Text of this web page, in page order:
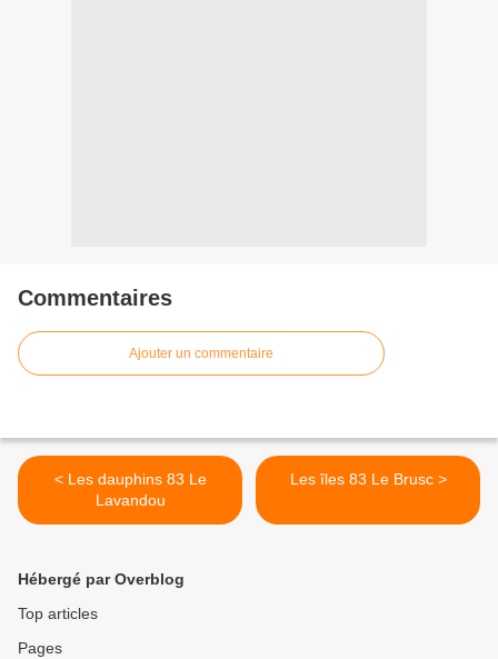
Commentaires
Ajouter un commentaire
< Les dauphins 83 Le
Lavandou
Les îles 83 Le Brusc >
Hébergé par Overblog
Top articles
Pages